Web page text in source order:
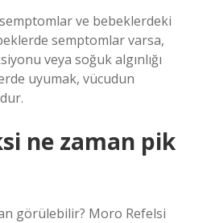
ve bebeklerdeki
semptomlar varsa,
veya soğuk algınlığı
uyumak, vücudun
ne zaman pik
görülebilir? Moro Refelsi